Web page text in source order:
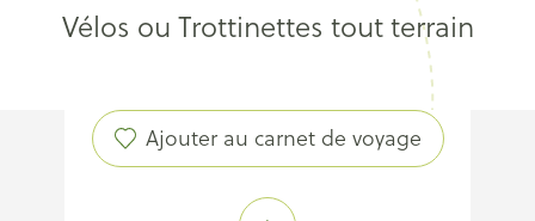
Vélos ou Trottinettes tout terrain
Ajouter au carnet de voyage